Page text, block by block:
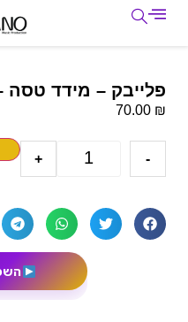
פלייבק – מידד טסה
70.00 ₪
-
+